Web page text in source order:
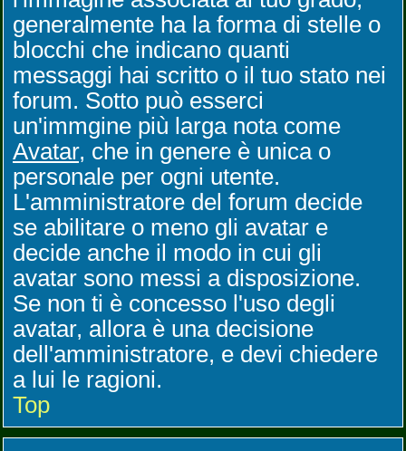
generalmente ha la forma di stelle o
blocchi che indicano quanti
messaggi hai scritto o il tuo stato nei
forum. Sotto può esserci
un'immgine più larga nota come
Avatar, che in genere è unica o
personale per ogni utente.
L'amministratore del forum decide
se abilitare o meno gli avatar e
decide anche il modo in cui gli
avatar sono messi a disposizione.
Se non ti è concesso l'uso degli
avatar, allora è una decisione
dell'amministratore, e devi chiedere
a lui le ragioni.
Top